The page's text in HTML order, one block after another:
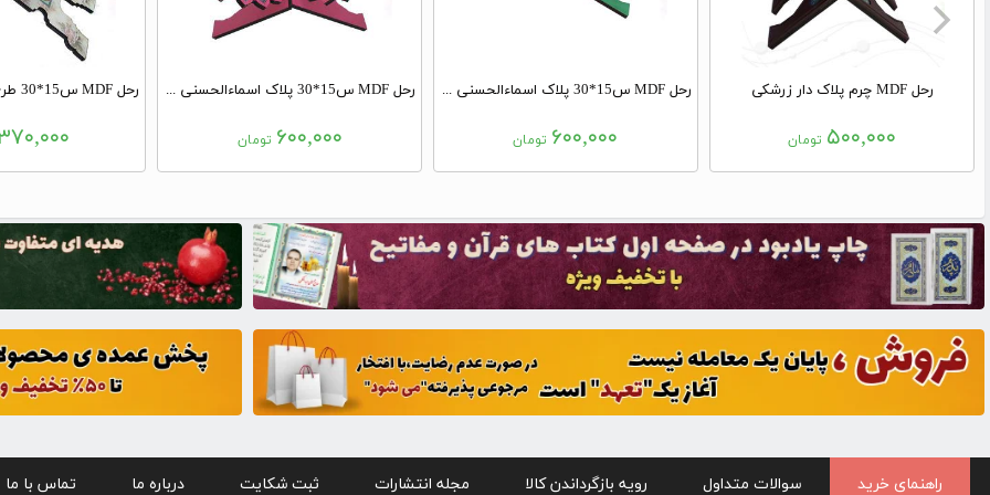
رحل MDF چرم پلاک دار زرشکی
۵۰۰,۰۰۰ تومان
رحل MDF س15*30 پلاک اسماءالحسنی سبز
۶۰۰,۰۰۰ تومان
رحل MDF س15*30 پلاک اسماءالحسنی سرخابی
۶۰۰,۰۰۰ تومان
راهنمای خرید سوالات متداول رویه بازگرداندن کالا مجله انتشارات ثبت شکایت درباره ما تماس با ما